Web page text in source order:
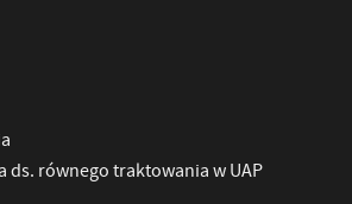
ds. równego traktowania w UAP